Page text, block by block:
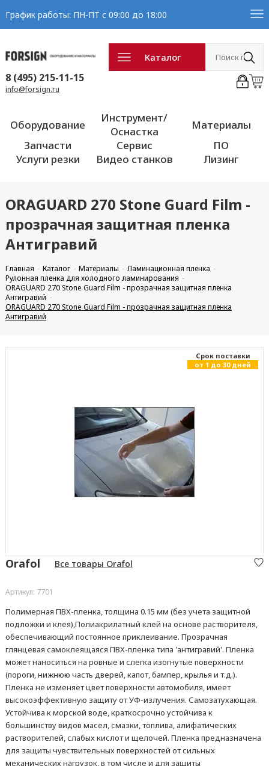
График работы: ПН-ПТ с 09:00 до 18:00
Каталог
8 (495) 215-11-15
info@forsign.ru
Оборудование
Инструмент/
Оснастка
Материалы
Запчасти
Сервис
ПО
Услуги резки
Видео станков Лизинг
ORAGUARD 270 Stone Guard Film -
прозрачная защитная пленка
Антигравий
Главная Каталог Материалы
Ламинационная пленка
Рулонная пленка для холодного ламинирования
ORAGUARD 270 Stone Guard Film - прозрачная защитная пленка
Антигравий
ORAGUARD 270 Stone Guard Film - прозрачная защитная пленка
Антигравий
Cрок поставки
от 1 до 30 дней
Orafol Все товары Orafol
Артикул: 7701
Полимерная ПВХ-пленка, толщина 0.15 мм (без учета защитной
подложки и клея),Полиакрилатный клей на основе растворителя,
обеспечивающий постоянное приклеивание. Прозрачная
глянцевая самоклеящаяся ПВХ-пленка типа 'антигравий'. Пленка
может наноситься на ровные и слегка изогнутые поверхности
(пороги, нижнюю часть дверей, капот, бампер, крылья и т.д.).
Пленка не изменяет цвет поверхности автомобиля, имеет
высокоэффективную защиту от УФ-излучения. Самозатухающая.
Устойчива к морской воде, краткосрочно устойчива к
большинству видов масел, смазки, топлива, алифатических
растворителей, слабых кислот и щелочей. Пленка предназначена
для защиты чувствительных поверхностей от сильных
механических нагрузок, в том числе и для защиты